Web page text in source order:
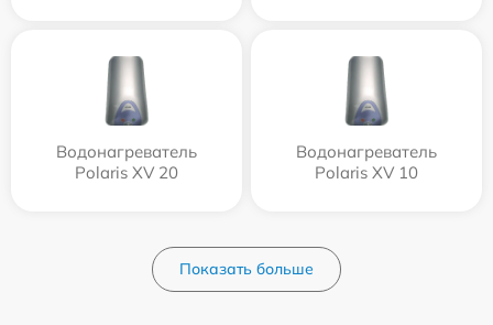
Водонагреватель
Polaris XV 20
Водонагреватель
Polaris XV 10
Показать больше